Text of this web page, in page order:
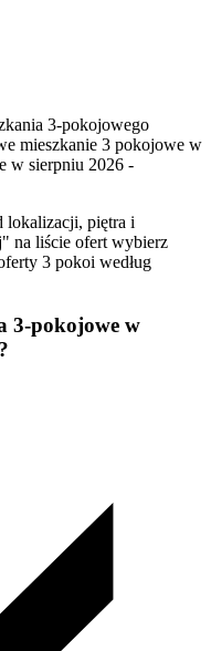
3-pokojowego
mieszkanie 3 pokojowe w
w sierpniu 2026 -
lokalizacji, piętra i
na liście ofert wybierz
3 pokoi według
3-pokojowe w